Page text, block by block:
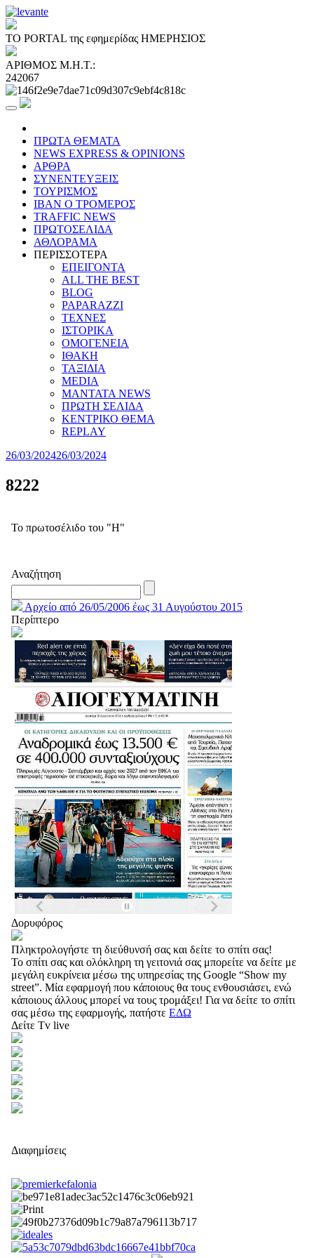
ΤΟ PORTAL της εφημερίδας ΗΜΕΡΗΣΙΟΣ
ΑΡΙΘΜΟΣ Μ.Η.Τ.:
242067
ΠΡΩΤΑ ΘΕΜΑΤΑ
NEWS EXPRESS & OPINIONS
ΑΡΘΡΑ
ΣΥΝΕΝΤΕΥΞΕΙΣ
ΤΟΥΡΙΣΜΟΣ
ΙΒΑΝ Ο ΤΡΟΜΕΡΟΣ
TRAFFIC NEWS
ΠΡΩΤΟΣΕΛΙΔΑ
ΑΘΛΟΡΑΜΑ
ΠΕΡΙΣΣΟΤΕΡΑ
ΕΠΕΙΓΟΝΤΑ
ALL THE BEST
BLOG
PAPARAZZI
ΤΕΧΝΕΣ
ΙΣΤΟΡΙΚΑ
ΟΜΟΓΕΝΕΙΑ
ΙΘΑΚΗ
ΤΑΞΙΔΙΑ
MEDIA
MANTATA NEWS
ΠΡΩΤΗ ΣΕΛΙΔΑ
ΚΕΝΤΡΙΚΟ ΘΕΜΑ
REPLAY
26/03/202426/03/2024
8222
Το πρωτοσέλιδο του "Η"
Αναζήτηση
Αρχείο από 26/05/2006 έως 31 Αυγούστου 2015
Περίπτερο
Δορυφόρος
Πληκτρολογήστε τη διεύθυνσή σας και δείτε το σπίτι σας!
Το σπίτι σας και ολόκληρη τη γειτονιά σας μπορείτε να δείτε με
μεγάλη ευκρίνεια μέσω της υπηρεσίας της Google “Show my
street”. Μία εφαρμογή που κάποιους θα τους ενθουσιάσει, ενώ
κάποιους άλλους μπορεί να τους τρομάξει! Για να δείτε το σπίτι
σας μέσω της εφαρμογής, πατήστε ΕΔΩ
Δείτε Tv live
Διαφημίσεις